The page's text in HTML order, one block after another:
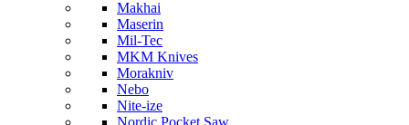
Makhai
Maserin
Mil-Tec
MKM Knives
Morakniv
Nebo
Nite-ize
Nordic Pocket Saw